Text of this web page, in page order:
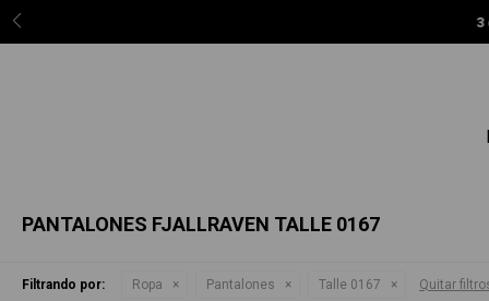
3
PANTALONES FJALLRAVEN TALLE 0167
Filtrando por: Ropa Pantalones Talle 0167 Quitar